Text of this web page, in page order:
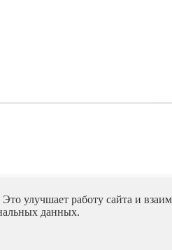
улучшает работу сайта и
данных.